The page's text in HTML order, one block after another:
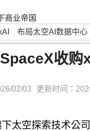
商业帝国
收
02/03 更新时间：
太空探索技术公